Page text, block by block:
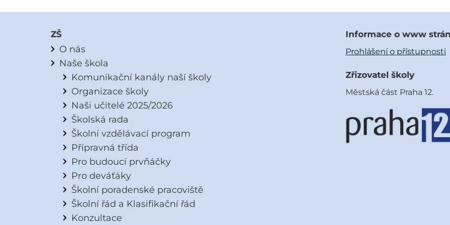
ZŠ
O nás
Naše škola
Komunikační kanály naší školy
Organizace školy
Naši učitelé 2025/2026
Školská rada
Školní vzdělávací program
Přípravná třída
Pro budoucí prvňáčky
Pro deváťáky
Školní poradenské pracoviště
Školní řád a Klasifikační řád
Konzultace
Informace o www
Prohlášení o přístupnosti
Zřizovatel školy
Městská část Praha 12.